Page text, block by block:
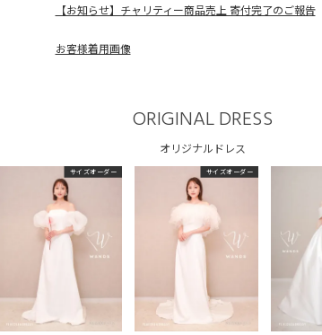
【お知らせ】チャリティー商品売上 寄付完了のご報告
お客様着用画像
ORIGINAL DRESS
オリジナルドレス
サイズオーダー サイズオーダー